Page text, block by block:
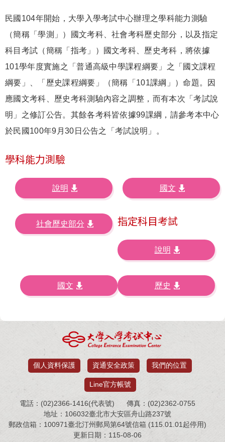
民國104年開始，大學入學考試中心辦理之學科能力測驗
（簡稱「學測」）國文考科、社會考科歷史部分，以及指定
科目考試（簡稱「指考」）國文考科、歷史考科，將依據
101學年度實施之「普通高級中學課程綱要」之「國文課程
綱要」、「歷史課程綱要」（簡稱「101課綱」）命題。因
應國文考科、歷史考科測驗內容之調整，而有本次「考試說
明」之修訂公告。其餘各考科皆依據99課綱，請參考本中心
於民國100年9月30日公告之「考試說明」。
學科能力測驗
說明 國文
社會歷史部分 指定科目考試
說明
國文 歷史
個人資料保護 資通安全政策 我們的位置
Line官方帳號
電話：(02)2366-1416(代表號)
傳真：(02)2362-0755
地址：106032臺北市大安區舟山路237號
郵政信箱：100971臺北汀州郵局第64號信箱 (115.01.01起停用)
更新日期：115-08-06